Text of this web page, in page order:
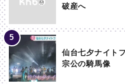
破産へ
仙台七夕ナイト
宗公の騎馬像